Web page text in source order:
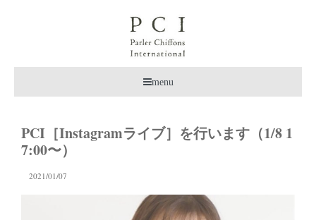
menu
PCI［Instagramライブ］を行います（1/8 1
7:00〜）
2021/01/07